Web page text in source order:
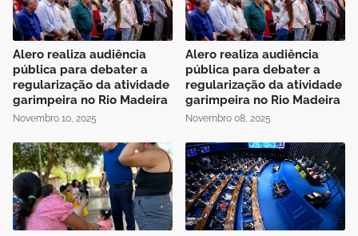
Alero realiza audiência
pública para debater a
regularização da atividade
garimpeira no Rio Madeira
Novembro 10, 2025
Alero realiza audiência
pública para debater a
regularização da atividade
garimpeira no Rio Madeira
Novembro 08, 2025